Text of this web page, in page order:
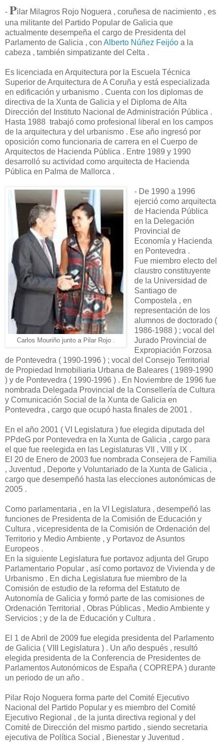
- Pilar Milagros Rojo Noguera , coruñesa de nacimiento , es
una militante del Partido Popular de Galicia que
actualmente desempeña el cargo de Presidenta del
Parlamento de Galicia , con Alberto Núñez Feijóo a la
cabeza , también simpatizante del Celta .
Es licenciada en Arquitectura por la Escuela Técnica
Superior de Arquitectura de A Coruña y está especializada
en edificación y urbanismo . Cuenta con los diplomas de
directiva de la Xunta de Galicia y el Diploma de Alta
Dirección del Instituto Nacional de Administración Pública .
Hasta 1988 trabajó como profesional liberal en los campos
de la arquitectura y del urbanismo . Ese año ingresó por
oposición como funcionaria de carrera en el Cuerpo de
Arquitectos de Hacienda Pública . Entre 1989 y 1990
desarrolló su actividad como arquitecta de Hacienda
Pública en Palma de Mallorca .
Carlos Mouriño junto a Pilar Rojo .
- De 1990 a 1996
ejerció como arquitecta
de Hacienda Pública
en la Delegación
Provincial de
Economía y Hacienda
en Pontevedra .
Fue miembro electo del
claustro constituyente
de la Universidad de
Santiago de
Compostela , en
representación de los
alumnos de doctorado (
1986-1988 ) ; vocal del
Jurado Provincial de
Expropiación Forzosa
de Pontevedra ( 1990-1996 ) ; vocal del Consejo Territorial
de Propiedad Inmobiliaria Urbana de Baleares ( 1989-1990
) y de Pontevedra ( 1990-1996 ) . En Noviembre de 1996 fue
nombrada Delegada Provincial de la Consellería de Cultura
y Comunicación Social de la Xunta de Galicia en
Pontevedra , cargo que ocupó hasta finales de 2001 .
En el año 2001 ( VI Legislatura ) fue elegida diputada del
PPdeG por Pontevedra en la Xunta de Galicia , cargo para
el que fue reelegida en las Legislaturas VII , VIII y IX .
El 20 de Enero de 2003 fue nombrada Consejera de Familia
, Juventud , Deporte y Voluntariado de la Xunta de Galicia ,
cargo que desempeñó hasta las elecciones autonómicas de
2005 .
Como parlamentaria , en la VI Legislatura , desempeñó las
funciones de Presidenta de la Comisión de Educación y
Cultura , vicepresidenta de la Comisión de Ordenación del
Territorio y Medio Ambiente , y Portavoz de Asuntos
Europeos .
En la siguiente Legislatura fue portavoz adjunta del Grupo
Parlamentario Popular , así como portavoz de Vivienda y de
Urbanismo . En dicha Legislatura fue miembro de la
Comisión de estudio de la reforma del Estatuto de
Autonomía de Galicia y formó parte de las comisiones de
Ordenación Territorial , Obras Públicas , Medio Ambiente y
Servicios ; y de la de Educación y Cultura .
El 1 de Abril de 2009 fue elegida presidenta del Parlamento
de Galicia ( VIII Legislatura ) . Un año después , resultó
elegida presidenta de la Conferencia de Presidentes de
Parlamentos Autonómicos de España ( COPREPA ) durante
un periodo de un año .
Pilar Rojo Noguera forma parte del Comité Ejecutivo
Nacional del Partido Popular y es miembro del Comité
Ejecutivo Regional , de la junta directiva regional y del
Comité de Dirección del mismo partido , siendo secretaria
ejecutiva de Política Social , Bienestar y Juventud .